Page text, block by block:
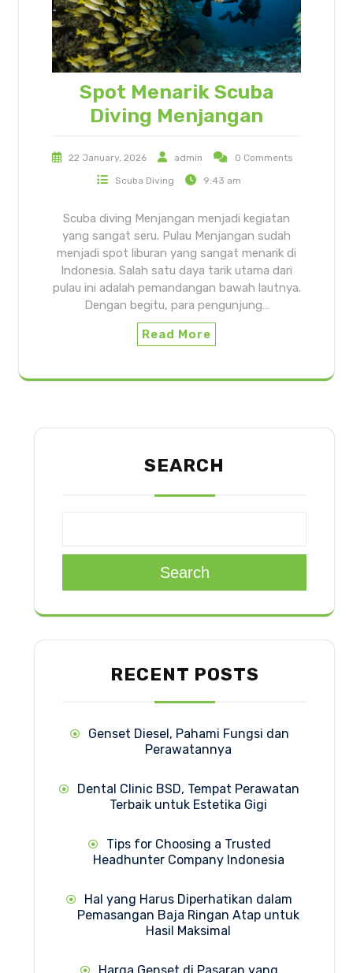
Spot Menarik Scuba
Diving Menjangan
22 January, 2026 admin 0 Comments
Scuba Diving 9:43 am
Scuba diving Menjangan menjadi kegiatan
yang sangat seru. Pulau Menjangan sudah
menjadi spot liburan yang sangat menarik di
Indonesia. Salah satu daya tarik utama dari
pulau ini adalah pemandangan bawah lautnya.
Dengan begitu, para pengunjung…
Read More
SEARCH
Search
RECENT POSTS
Genset Diesel, Pahami Fungsi dan
Perawatannya
Dental Clinic BSD, Tempat Perawatan
Terbaik untuk Estetika Gigi
Tips for Choosing a Trusted
Headhunter Company Indonesia
Hal yang Harus Diperhatikan dalam
Pemasangan Baja Ringan Atap untuk
Hasil Maksimal